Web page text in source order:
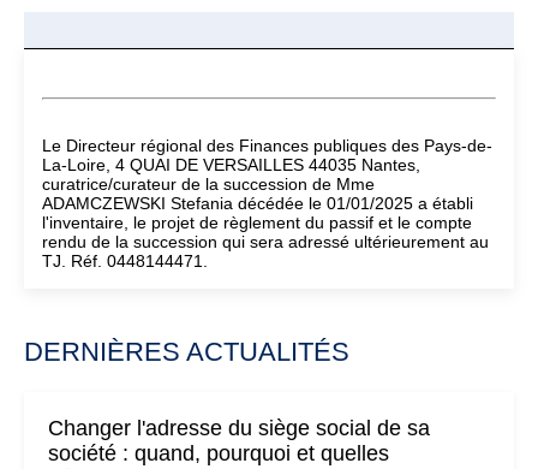
Le Directeur régional des Finances publiques des Pays-de-
La-Loire, 4 QUAI DE VERSAILLES 44035 Nantes,
curatrice/curateur de la succession de Mme
ADAMCZEWSKI Stefania décédée le 01/01/2025 a établi
l'inventaire, le projet de règlement du passif et le compte
rendu de la succession qui sera adressé ultérieurement au
TJ. Réf. 0448144471.
DERNIÈRES ACTUALITÉS
Changer l'adresse du siège social de sa
société : quand, pourquoi et quelles